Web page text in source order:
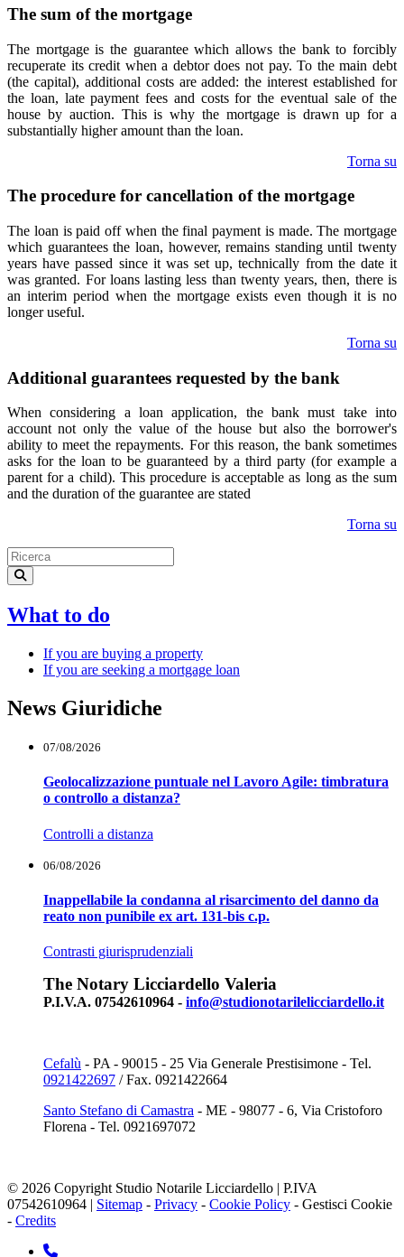
The sum of the mortgage
The mortgage is the guarantee which allows the bank to forcibly
recuperate its credit when a debtor does not pay. To the main debt
(the capital), additional costs are added: the interest established for
the loan, late payment fees and costs for the eventual sale of the
house by auction. This is why the mortgage is drawn up for a
substantially higher amount than the loan.
Torna su
The procedure for cancellation of the mortgage
The loan is paid off when the final payment is made. The mortgage
which guarantees the loan, however, remains standing until twenty
years have passed since it was set up, technically from the date it
was granted. For loans lasting less than twenty years, then, there is
an interim period when the mortgage exists even though it is no
longer useful.
Torna su
Additional guarantees requested by the bank
When considering a loan application, the bank must take into
account not only the value of the house but also the borrower's
ability to meet the repayments. For this reason, the bank sometimes
asks for the loan to be guaranteed by a third party (for example a
parent for a child). This procedure is acceptable as long as the sum
and the duration of the guarantee are stated
Torna su
What to do
If you are buying a property
If you are seeking a mortgage loan
News Giuridiche
07/08/2026
Geolocalizzazione puntuale nel Lavoro Agile: timbratura
o controllo a distanza?
Controlli a distanza
06/08/2026
Inappellabile la condanna al risarcimento del danno da
reato non punibile ex art. 131-bis c.p.
Contrasti giurisprudenziali
The Notary Licciardello Valeria
P.I.V.A. 07542610964 - info@studionotarilelicciardello.it
Cefalù - PA - 90015 - 25 Via Generale Prestisimone - Tel.
0921422697 / Fax. 0921422664
Santo Stefano di Camastra - ME - 98077 - 6, Via Cristoforo
Florena - Tel. 0921697072
© 2026 Copyright Studio Notarile Licciardello | P.IVA
07542610964 | Sitemap - Privacy - Cookie Policy - Gestisci Cookie
- Credits